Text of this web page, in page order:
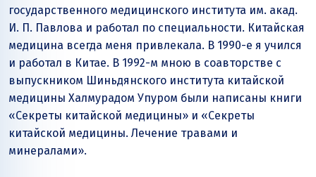
государственного медицинского института им. акад.
И. П. Павлова и работал по специальности. Китайская
медицина всегда меня привлекала. В 1990-е я учился
и работал в Китае. В 1992-м мною в соавторстве с
выпускником Шиньдянского института китайской
медицины Халмурадом Упуром были написаны книги
«Секреты китайской медицины» и «Секреты
китайской медицины. Лечение травами и
минералами».